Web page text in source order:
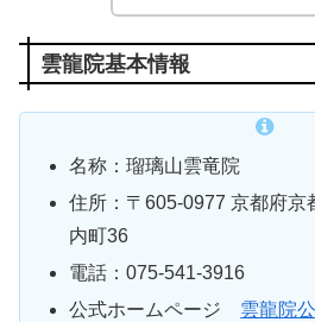
雲龍院基本情報
名称：瑠璃山雲竜院
住所： 〒605-0977 京都府京
内町36
電話：075-541-3916
公式ホームページ 雲龍院